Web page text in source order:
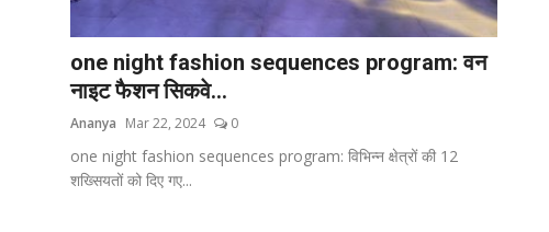
राजस्थान
one night fashion sequences program: वन
नाइट फैशन सिकवे...
Ananya Mar 22, 2024 0
one night fashion sequences program: विभिन्न क्षेत्रों की 12
शख्सियतों को दिए गए...